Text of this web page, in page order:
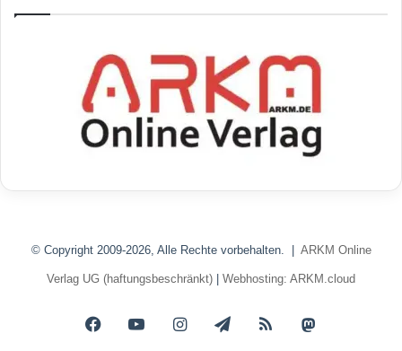
© Copyright 2009-2026, Alle Rechte vorbehalten. | ARKM Online
Verlag UG (haftungsbeschränkt) Webhosting: ARKM.cloud
FacebookYouTubeInstagramTelegramRSS